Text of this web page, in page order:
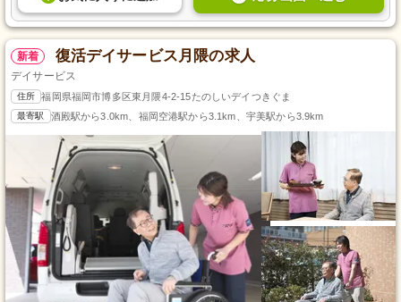
新着 復活デイサービス月隈の求人
デイサービス
住所 福岡県福岡市博多区東月隈4-2-15たのしいデイつきぐま
最寄駅 酒殿駅から3.0km、福岡空港駅から3.1km、宇美駅から3.9km